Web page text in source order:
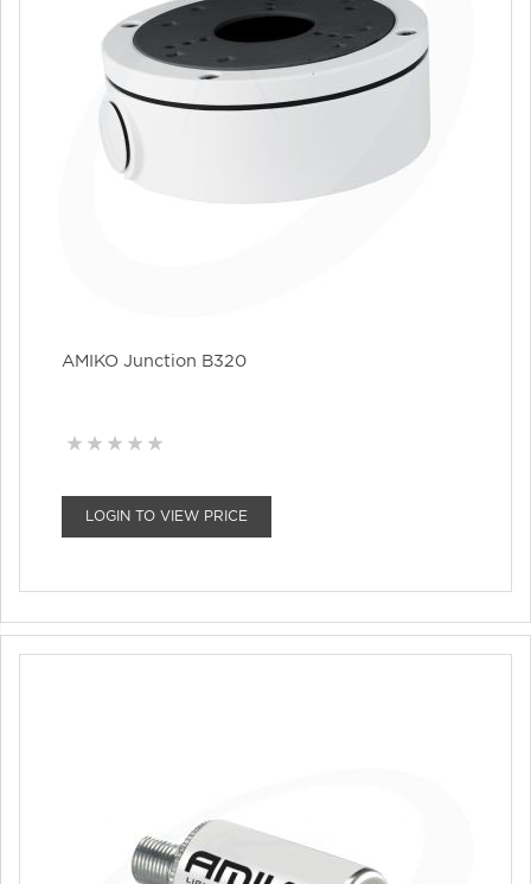
AMIKO Junction B320
LOGIN TO VIEW PRICE